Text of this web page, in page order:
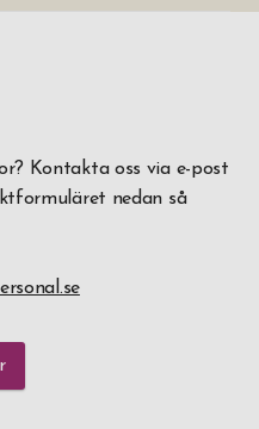
Kontakta oss via e-post
nedan så